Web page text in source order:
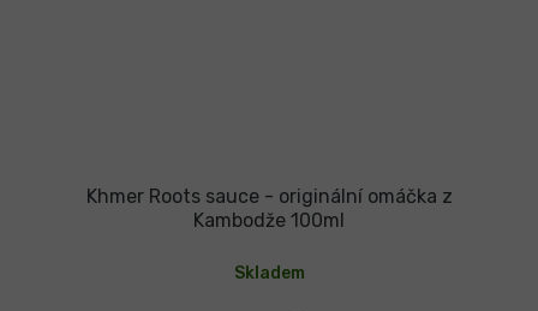
Khmer Roots sauce - originální omáčka z
Kambodže 100ml
Skladem